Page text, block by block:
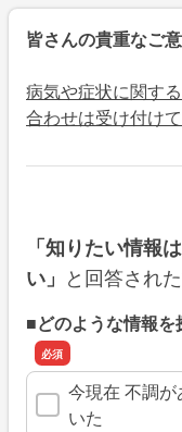
皆さんの貴重なご
病気や症状に関す
合わせは受け付けて
「知りたい情報
い」 と回答され
■どのような情報を
今現在 不調
いた